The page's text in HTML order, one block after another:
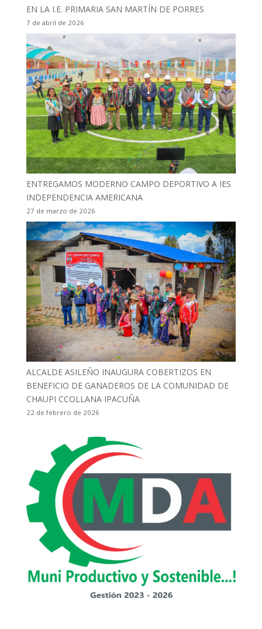
EN LA I.E. PRIMARIA SAN MARTÍN DE PORRES
7 de abril de 2026
ENTREGAMOS MODERNO CAMPO DEPORTIVO A IES
INDEPENDENCIA AMERICANA
27 de marzo de 2026
ALCALDE ASILEÑO INAUGURA COBERTIZOS EN
BENEFICIO DE GANADEROS DE LA COMUNIDAD DE
CHAUPI CCOLLANA IPACUÑA
22 de febrero de 2026